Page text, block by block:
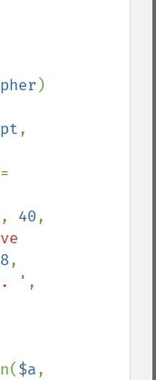
)
, 40
8
'
$a